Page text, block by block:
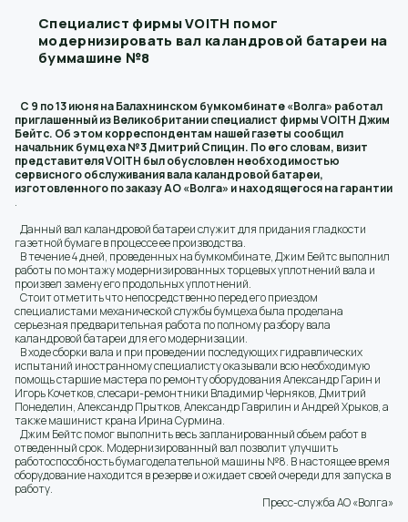
Специалист фирмы VOITH помог
модернизировать вал каландровой батареи на
буммашине №8
С 9 по 13 июня на Балахнинском бумкомбинате «Волга» работал
приглашенный из Великобритании специалист фирмы VOITH Джим
Бейтс. Об этом корреспондентам нашей газеты сообщил
начальник бумцеха №3 Дмитрий Спицин. По его словам, визит
представителя VOITH был обусловлен необходимостью
сервисного обслуживания вала каландровой батареи,
изготовленного по заказу АО «Волга» и находящегося на гарантии
.
Данный вал каландровой батареи служит для придания гладкости
газетной бумаге в процессе ее производства.
В течение 4 дней, проведенных на бумкомбинате, Джим Бейтс выполнил
работы по монтажу модернизированных торцевых уплотнений вала и
произвел замену его продольных уплотнений.
Стоит отметить что непосредственно перед его приездом
специалистами механической службы бумцеха была проделана
серьезная предварительная работа по полному разбору вала
каландровой батареи для его модернизации.
В ходе сборки вала и при проведении последующих гидравлических
испытаний иностранному специалисту оказывали всю необходимую
помощь старшие мастера по ремонту оборудования Александр Гарин и
Игорь Кочетков, слесари-ремонтники Владимир Черняков, Дмитрий
Понеделин, Александр Прытков, Александр Гаврилин и Андрей Хрыков, а
также машинист крана Ирина Сурмина.
Джим Бейтс помог выполнить весь запланированный объем работ в
отведенный срок. Модернизированный вал позволит улучшить
работоспособность бумагоделательной машины №8. В настоящее время
оборудование находится в резерве и ожидает своей очереди для запуска в
работу.
Пресс-служба АО «Волга»